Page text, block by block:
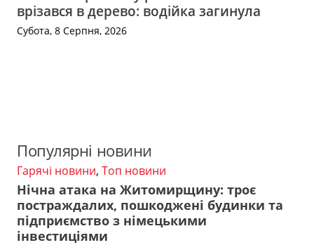
врізався в дерево: водійка загинула
Субота, 8 Серпня, 2026
Популярні новини
Гарячі новини, Топ новини
Нічна атака на Житомирщину: троє
постраждалих, пошкоджені будинки та
підприємство з німецькими
інвестиціями